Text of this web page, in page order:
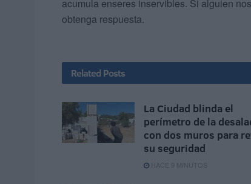
acumula enseres inservibles. Si alguien
obtenga respuesta.
Related Posts
La Ciudad blinda el
perímetro de la
con dos muros para
su seguridad
HACE 9 MINUTOS